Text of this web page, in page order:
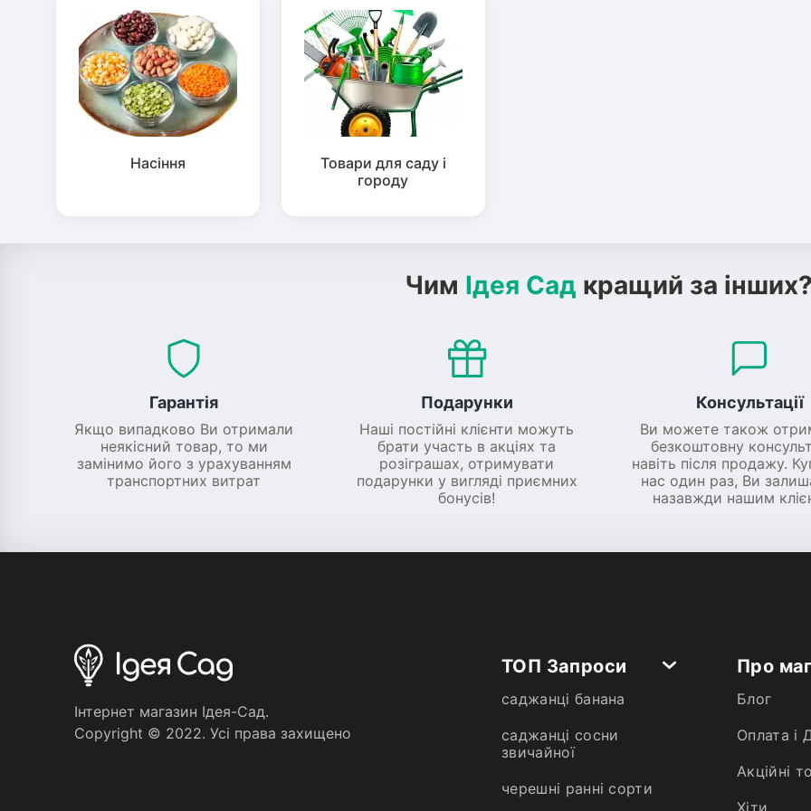
Насіння
Товари для саду і
городу
Чим Ідея Сад кращий за інших?
Гарантія
Якщо випадково Ви отримали
неякісний товар, то ми
замінимо його з урахуванням
транспортних витрат
Подарунки
Наші постійні клієнти можуть
брати участь в акціях та
розіграшах, отримувати
подарунки у вигляді приємних
бонусів!
Консультації
Ви можете також
безкоштовну
навіть після продажу.
нас один раз, Ви
назавжди нашим
Iнтернет магазин Iдея-Сад.
Copyright © 2022. Усi права захищено
ТОП Запроси
саджанці банана
саджанці сосни
звичайної
черешні ранні сорти
Про
Блог
Оплата і
Акційні
Хiти